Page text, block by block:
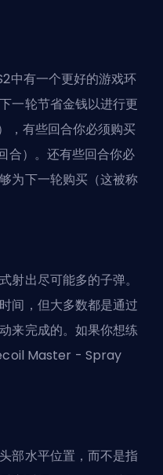
中有一个更好的游戏环
一轮节省金钱以进行更
，有些回合你必须购买
合）。还有些回合你必
为下一轮购买（这被称
射出尽可能多的子弹。
间，但大多数都是通过
来完成的。如果你想练
Master - Spray
部水平位置，而不是指